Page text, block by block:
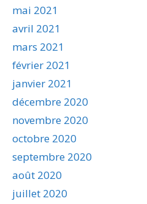
mai 2021
avril 2021
mars 2021
février 2021
janvier 2021
décembre 2020
novembre 2020
octobre 2020
septembre 2020
août 2020
juillet 2020